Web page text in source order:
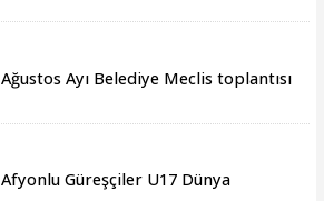
Ağustos Ayı Belediye Meclis toplantısı
Afyonlu Güreşçiler U17 Dünya